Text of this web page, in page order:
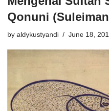
Qonuni
by aldykustyandi June 18,